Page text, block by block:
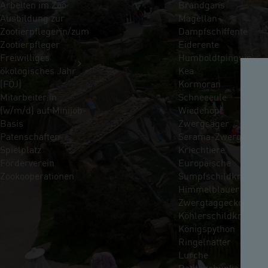
Arbeiten im Zoo
Ausbildung zur
Zootierpflegerin/zum
Zootierpfleger
Freiwilliges
ökologisches Jahr
(FÖJ)
Mitarbeiter:in
(w/m/d) auf Minijob-
Basis
Patenschaften
Spielplatz
Förderverein
Zookooperationen
Brandgans
Magellan-
Dampfschiffente
Eiderente
Humboldtpinguin
Kea
Kormoran
Schneeeule
Wiedehopf
Zwergsäger
Serama-
Kriechtiere
Europäische
Sumpfschildkröte
Himmelblauer
Zwergtaggecko
Köhlerschildkröte
Königspython
Ringelnatter
Lurche